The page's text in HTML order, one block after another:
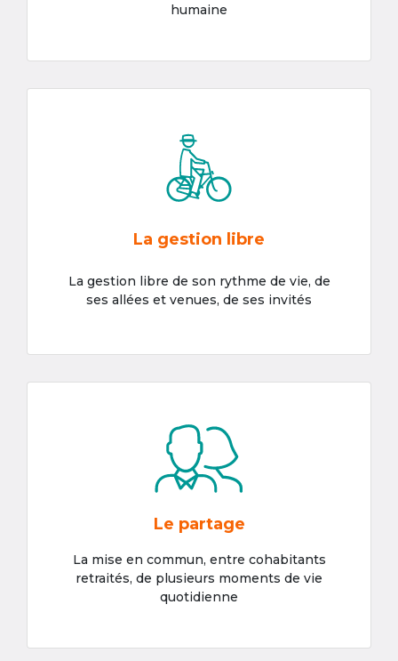
humaine
La gestion libre
La gestion libre de son rythme de vie, de
ses allées et venues, de ses invités
Le partage
La mise en commun, entre cohabitants
retraités, de plusieurs moments de vie
quotidienne